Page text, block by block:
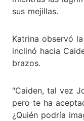
sus mejillas.
Katrina observó
inclinó hacia
brazos.
"Caiden, tal vez
pero te ha
¿Quién podría